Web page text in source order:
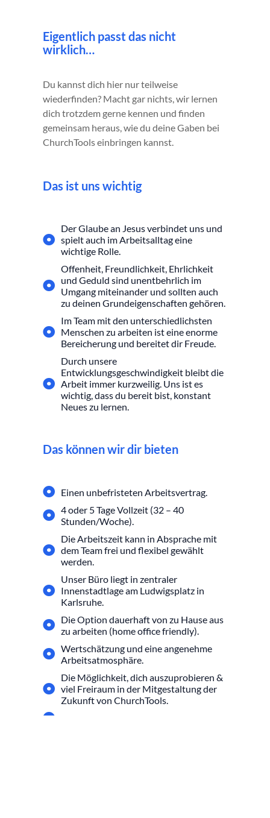
Eigentlich passt das nicht
wirklich…
Du kannst dich hier nur teilweise
wiederfinden? Macht gar nichts, wir lernen
dich trotzdem gerne kennen und finden
gemeinsam heraus, wie du deine Gaben bei
ChurchTools einbringen kannst.
Das ist uns wichtig
Der Glaube an Jesus verbindet uns und
spielt auch im Arbeitsalltag eine
wichtige Rolle.
Offenheit, Freundlichkeit, Ehrlichkeit
und Geduld sind unentbehrlich im
Umgang miteinander und sollten auch
zu deinen Grundeigenschaften gehören.
Im Team mit den unterschiedlichsten
Menschen zu arbeiten ist eine enorme
Bereicherung und bereitet dir Freude.
Durch unsere
Entwicklungsgeschwindigkeit bleibt die
Arbeit immer kurzweilig. Uns ist es
wichtig, dass du bereit bist, konstant
Neues zu lernen.
Das können wir dir bieten
Einen unbefristeten Arbeitsvertrag.
4 oder 5 Tage Vollzeit (32 – 40
Stunden/Woche).
Die Arbeitszeit kann in Absprache mit
dem Team frei und flexibel gewählt
werden.
Unser Büro liegt in zentraler
Innenstadtlage am Ludwigsplatz in
Karlsruhe.
Die Option dauerhaft von zu Hause aus
zu arbeiten (home office friendly).
Wertschätzung und eine angenehme
Arbeitsatmosphäre.
Die Möglichkeit, dich auszuprobieren &
viel Freiraum in der Mitgestaltung der
Zukunft von ChurchTools.